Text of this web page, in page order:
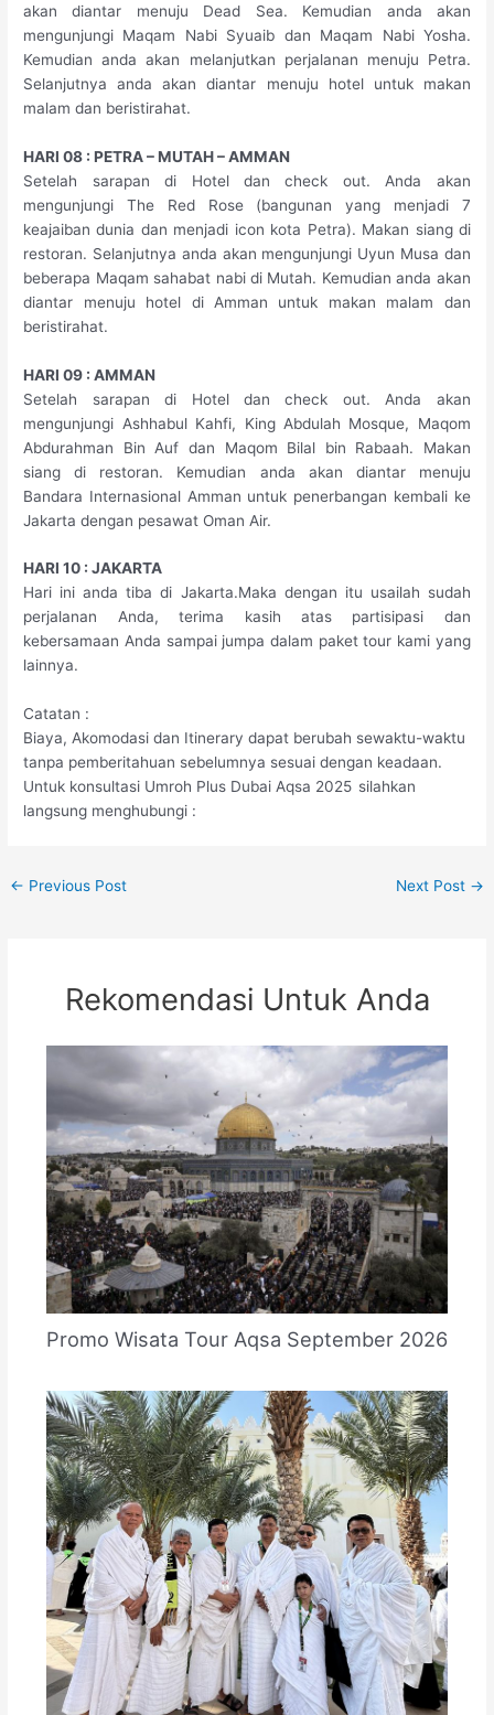
akan diantar menuju Dead Sea. Kemudian anda akan
mengunjungi Maqam Nabi Syuaib dan Maqam Nabi Yosha.
Kemudian anda akan melanjutkan perjalanan menuju Petra.
Selanjutnya anda akan diantar menuju hotel untuk makan
malam dan beristirahat.
HARI 08 : PETRA – MUTAH – AMMAN
Setelah sarapan di Hotel dan check out. Anda akan
mengunjungi The Red Rose (bangunan yang menjadi 7
keajaiban dunia dan menjadi icon kota Petra). Makan siang di
restoran. Selanjutnya anda akan mengunjungi Uyun Musa dan
beberapa Maqam sahabat nabi di Mutah. Kemudian anda akan
diantar menuju hotel di Amman untuk makan malam dan
beristirahat.
HARI 09 : AMMAN
Setelah sarapan di Hotel dan check out. Anda akan
mengunjungi Ashhabul Kahfi, King Abdulah Mosque, Maqom
Abdurahman Bin Auf dan Maqom Bilal bin Rabaah. Makan
siang di restoran. Kemudian anda akan diantar menuju
Bandara Internasional Amman untuk penerbangan kembali ke
Jakarta dengan pesawat Oman Air.
HARI 10 : JAKARTA
Hari ini anda tiba di Jakarta.Maka dengan itu usailah sudah
perjalanan Anda, terima kasih atas partisipasi dan
kebersamaan Anda sampai jumpa dalam paket tour kami yang
lainnya.
Catatan :
Biaya, Akomodasi dan Itinerary dapat berubah sewaktu-waktu
tanpa pemberitahuan sebelumnya sesuai dengan keadaan.
Untuk konsultasi Umroh Plus Dubai Aqsa 2025 silahkan
langsung menghubungi :
← Previous Post Next Post →
Rekomendasi Untuk Anda
Promo Wisata Tour Aqsa September 2026